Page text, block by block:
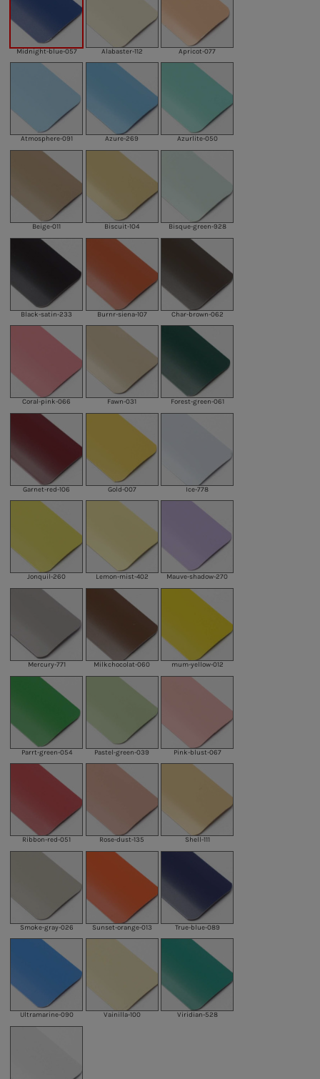
Midnight-blue-057 Alabaster-112 Apricot-077
Atmosphere-091 Azure-269 Azurlite-050
Beige-011 Biscuit-104 Bisque-green-928
Black-satin-233 Burnr-siena-107 Char-brown-062
Coral-pink-066 Fawn-031 Forest-green-061
Garnet-red-106 Gold-007 Ice-778
Jonquil-260 Lemon-mist-402 Mauve-shadow-270
Mercury-771 Milkchocolat-060 mum-yellow-012
Parrt-green-054 Pastel-green-039 Pink-blust-067
Ribbon-red-051 Rose-dust-135 Shell-111
Smoke-gray-026 Sunset-orange-013 True-blue-089
Ultramarine-090 Vainilla-100 Viridian-528